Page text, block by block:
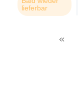
lieferbar
<<